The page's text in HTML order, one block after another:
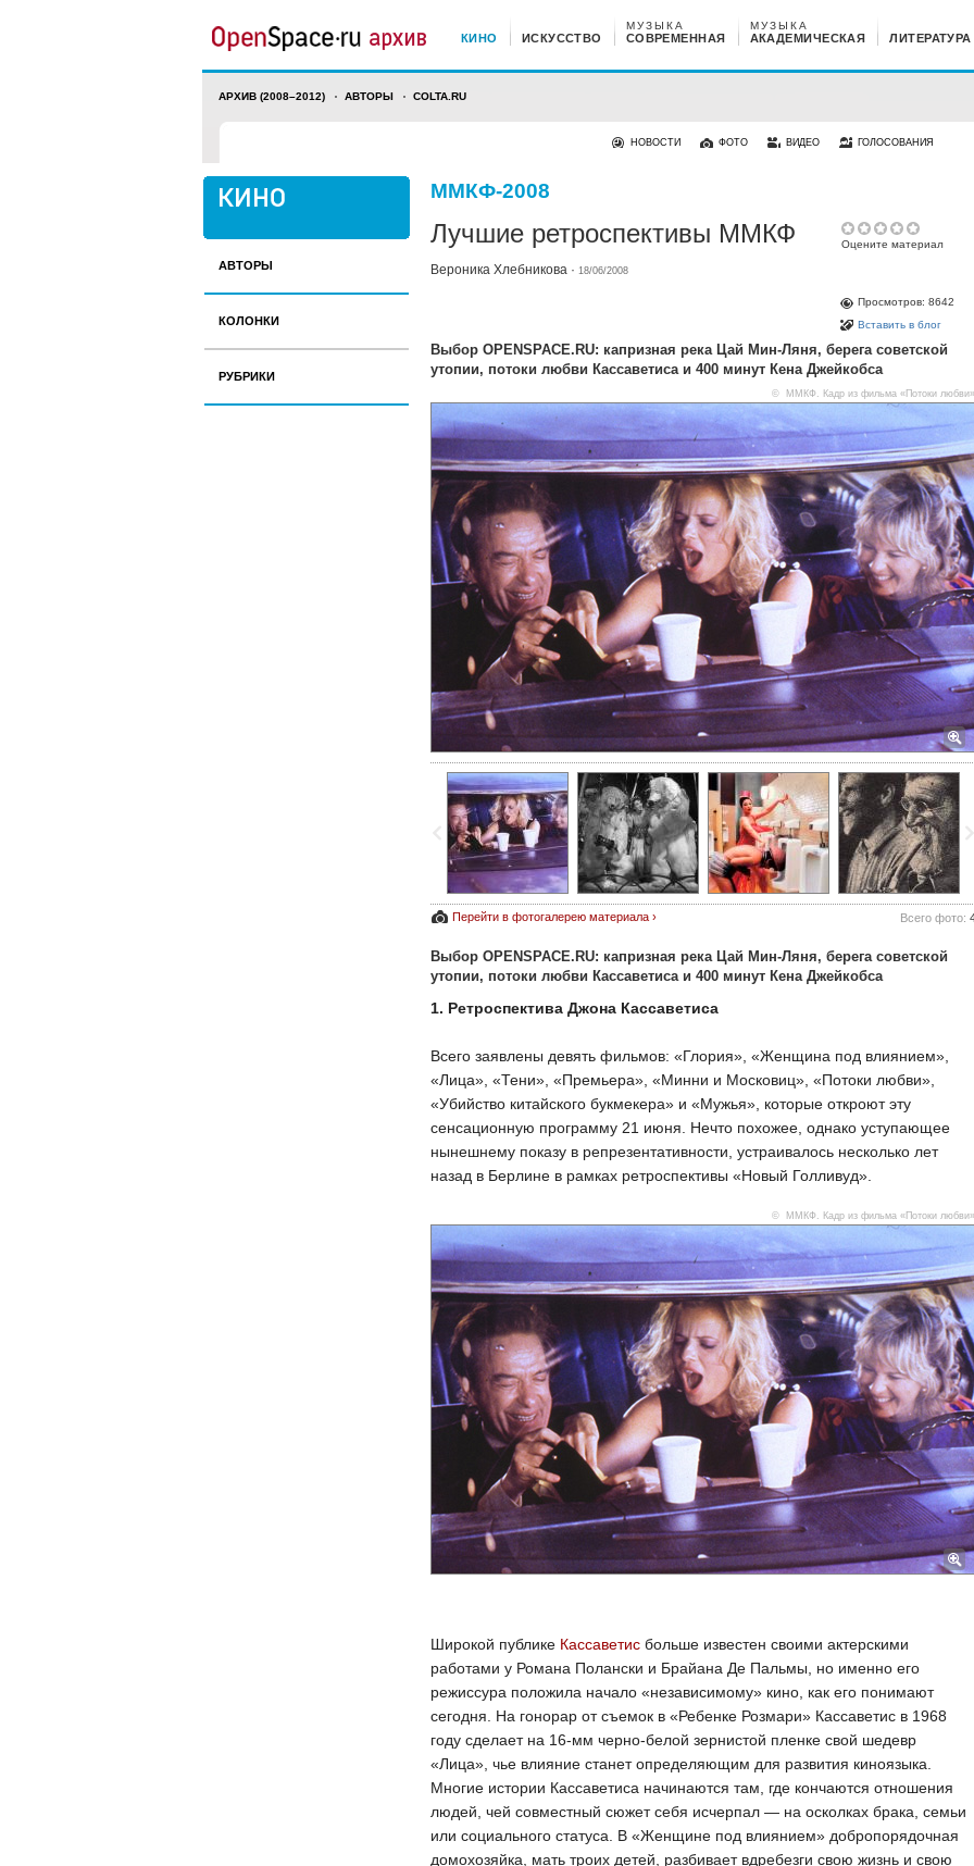
КИНО ИСКУССТВО СОВРЕМЕННАЯ
МУЗЫКА
АКАДЕМИЧЕСКАЯ
МУЗЫКА
ЛИТЕРАТУРА
АРХИВ (2008–2012) АВТОРЫ COLTA.RU
НОВОСТИ ФОТО ВИДЕО ГОЛОСОВАНИЯ
АВТОРЫ
КОЛОНКИ
РУБРИКИ
ММКФ-2008
Оцените материал
Просмотров: 8642
Вставить в блог
Лучшие ретроспективы ММКФ
Вероника Хлебникова · 18/06/2008
Выбор OPENSPACE.RU: капризная река Цай Мин-Ляня, берега советской
утопии, потоки любви Кассаветиса и 400 минут Кена Джейкобса
© ММКФ. Кадр из фильма «Потоки любви»
Перейти в фотогалерею материала › Всего фото:
Выбор OPENSPACE.RU: капризная река Цай Мин-Ляня, берега советской
утопии, потоки любви Кассаветиса и 400 минут Кена Джейкобса
1. Ретроспектива Джона Кассаветиса
Всего заявлены девять фильмов: «Глория», «Женщина под влиянием»,
«Лица», «Тени», «Премьера», «Минни и Московиц», «Потоки любви»,
«Убийство китайского букмекера» и «Мужья», которые откроют эту
сенсационную программу 21 июня. Нечто похожее, однако уступающее
нынешнему показу в репрезентативности, устраивалось несколько лет
назад в Берлине в рамках ретроспективы «Новый Голливуд».
© ММКФ. Кадр из фильма «Потоки любви»
Широкой публике Кассаветис больше известен своими актерскими
работами у Романа Полански и Брайана Де Пальмы, но именно его
режиссура положила начало «независимому» кино, как его понимают
сегодня. На гонорар от съемок в «Ребенке Розмари» Кассаветис в 1968
году сделает на 16-мм черно-белой зернистой пленке свой шедевр
«Лица», чье влияние станет определяющим для развития киноязыка.
Многие истории Кассаветиса начинаются там, где кончаются отношения
людей, чей совместный сюжет себя исчерпал — на осколках брака, семьи
или социального статуса. В «Женщине под влиянием» добропорядочная
домохозяйка, мать троих детей, разбивает вдребезги свою жизнь и свою